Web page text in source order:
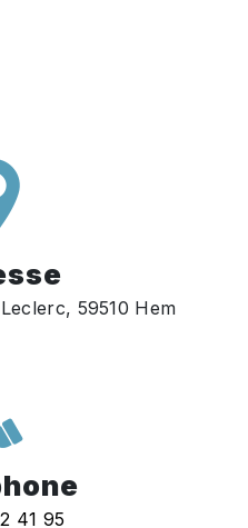
59510 Hem
41 95